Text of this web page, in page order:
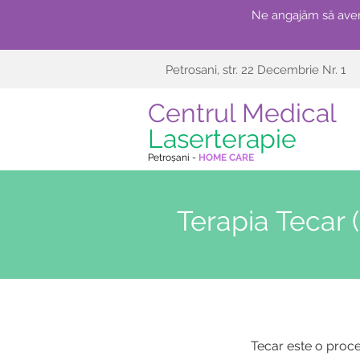
Ne angajăm să
Petrosani, str. 22 Decembrie Nr. 1
Centrul Medical
Laserterapie
Petroșani - HOME CARE
Terapia Tecar